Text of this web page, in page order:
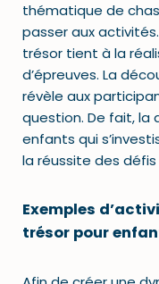
thématique de
passer aux
trésor tient à la
d’épreuves. La
révèle aux
question. De fait, la
enfants qui
la réussite des
Exemples
trésor pour